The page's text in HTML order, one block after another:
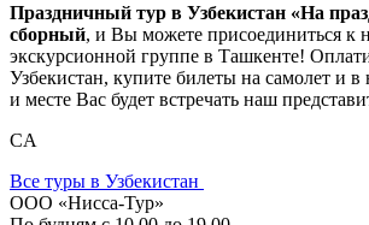
Праздничный тур в Узбекистан «На
сборный, и Вы можете присоединиться к
экскурсионной группе в Ташкенте!
Узбекистан, купите билеты на самолет и в
и месте Вас будет встречать наш
CA
Все туры в Узбекистан
ООО «Нисса-Тур»